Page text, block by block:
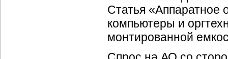
Статья «Аппаратное
компьютеры и
монтированной